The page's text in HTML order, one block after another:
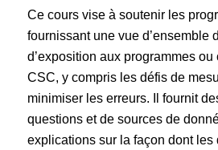
Ce cours vise à soutenir les
fournissant une vue d’ensemble
d’exposition aux programmes
CSC, y compris les défis de
minimiser les erreurs. Il fournit
questions et de sources de
explications sur la façon dont les